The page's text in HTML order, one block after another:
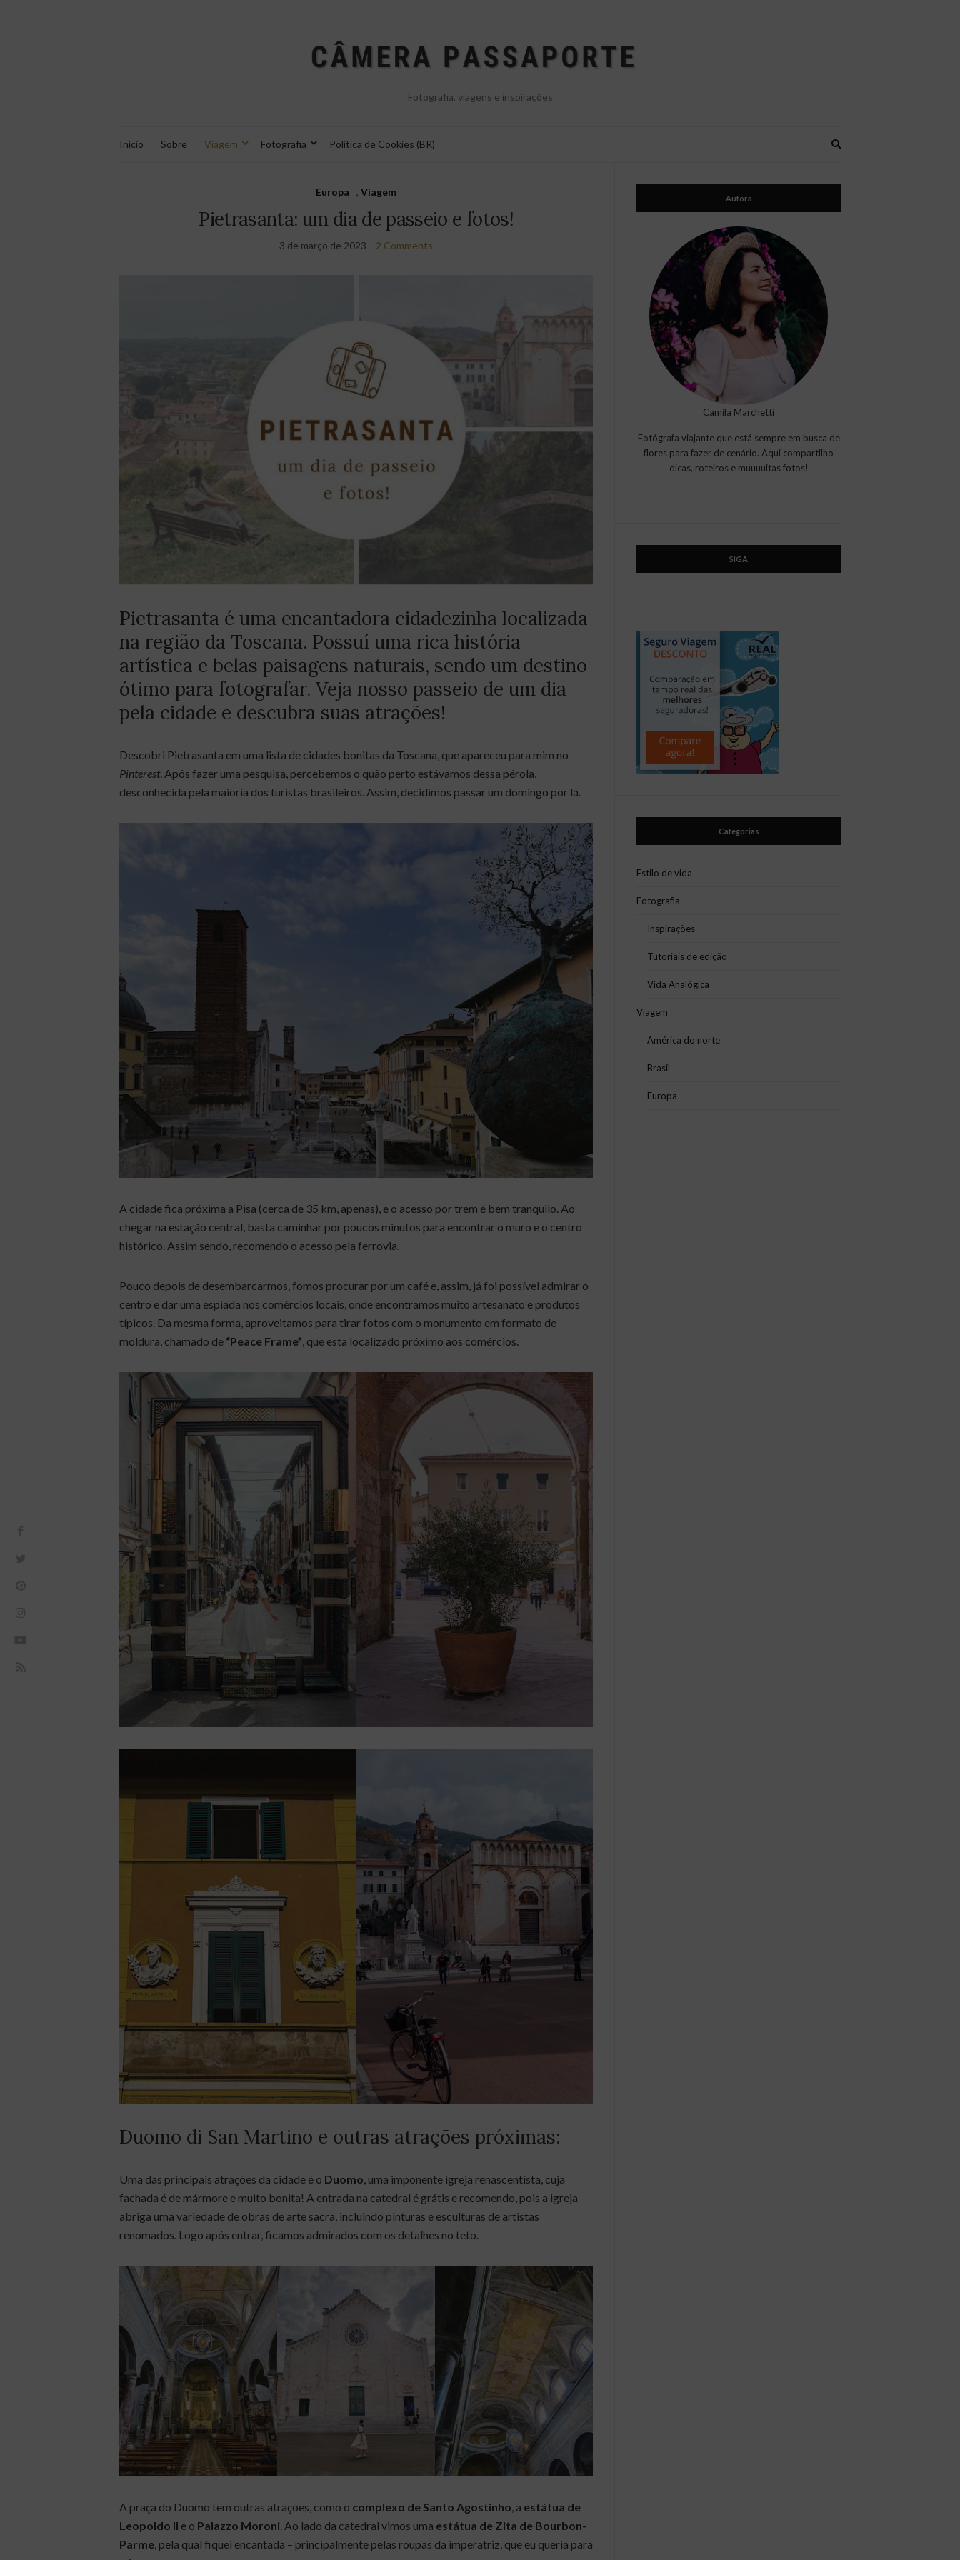
Fotografia, viagens e inspirações
Início Sobre Viagem Fotografia Política de Cookies (BR)
Europa ,Viagem
Pietrasanta: um dia de passeio e fotos!
3 de março de 2023 2 Comments
Pietrasanta é uma encantadora cidadezinha localizada
na região da Toscana. Possuí uma rica história
artística e belas paisagens naturais, sendo um destino
ótimo para fotografar. Veja nosso passeio de um dia
pela cidade e descubra suas atrações!
Descobri Pietrasanta em uma lista de cidades bonitas da Toscana, que apareceu para mim no
Pinterest. Após fazer uma pesquisa, percebemos o quão perto estávamos dessa pérola,
desconhecida pela maioria dos turistas brasileiros. Assim, decidimos passar um domingo por lá.
A cidade fica próxima a Pisa (cerca de 35 km, apenas), e o acesso por trem é bem tranquilo. Ao
chegar na estação central, basta caminhar por poucos minutos para encontrar o muro e o centro
histórico. Assim sendo, recomendo o acesso pela ferrovia.
Pouco depois de desembarcarmos, fomos procurar por um café e, assim, já foi possível admirar o
centro e dar uma espiada nos comércios locais, onde encontramos muito artesanato e produtos
típicos. Da mesma forma, aproveitamos para tirar fotos com o monumento em formato de
moldura, chamado de “Peace Frame”, que esta localizado próximo aos comércios.
Duomo di San Martino e outras atrações próximas:
Uma das principais atrações da cidade é o Duomo, uma imponente igreja renascentista, cuja
fachada é de mármore e muito bonita! A entrada na catedral é grátis e recomendo, pois a igreja
abriga uma variedade de obras de arte sacra, incluindo pinturas e esculturas de artistas
renomados. Logo após entrar, ficamos admirados com os detalhes no teto.
A praça do Duomo tem outras atrações, como o complexo de Santo Agostinho, a estátua de
Leopoldo II e o Palazzo Moroni. Ao lado da catedral vimos uma estátua de Zita de Bourbon-
Parme, pela qual fiquei encantada – principalmente pelas roupas da imperatriz, que eu queria para
Autora
Camila Marchetti
Fotógrafa viajante que está sempre em busca de
flores para fazer de cenário. Aqui compartilho
dicas, roteiros e muuuuitas fotos!
SIGA
Categorias
Estilo de vida
Fotografia
Inspirações
Tutoriais de edição
Vida Analógica
Viagem
América do norte
Brasil
Europa